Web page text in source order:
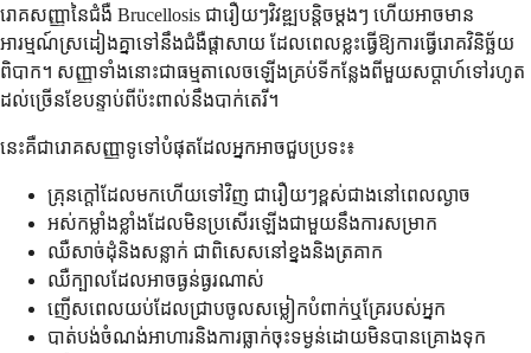
រោគសញ្ញានៃជំងឺ Brucellosis ជារឿយៗវិវឌ្ឍបន្តិចម្តងៗ ហើយអាចមាន
អារម្មណ៍ស្រដៀងគ្នាទៅនឹងជំងឺផ្តាសាយ ដែលពេលខ្លះធ្វើឱ្យការធ្វើរោគវិនិច្ឆ័យ
ពិបាក។ សញ្ញាទាំងនោះជាធម្មតាលេចឡើងគ្រប់ទីកន្លែងពីមួយសប្តាហ៍ទៅរហូត
ដល់ច្រើនខែបន្ទាប់ពីប៉ះពាល់នឹងបាក់តេរី។
នេះគឺជារោគសញ្ញាទូទៅបំផុតដែលអ្នកអាចជួបប្រទះ៖
គ្រុនក្តៅដែលមកហើយទៅវិញ ជារឿយៗខ្ពស់ជាងនៅពេលល្ងាច
អស់កម្លាំងខ្លាំងដែលមិនប្រសើរឡើងជាមួយនឹងការសម្រាក
ឈឺសាច់ដុំនិងសន្លាក់ ជាពិសេសនៅខ្នងនិងត្រគាក
ឈឺក្បាលដែលអាចធ្ងន់ធ្ងរណាស់
ញើសពេលយប់ដែលជ្រាបចូលសម្លៀកបំពាក់ឬគ្រែរបស់អ្នក
បាត់បង់ចំណង់អាហារនិងការធ្លាក់ចុះទម្ងន់ដោយមិនបានគ្រោងទុក